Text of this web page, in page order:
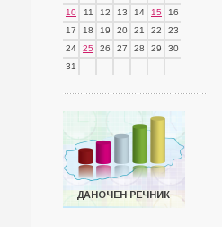
10
11 12 13 14 15
16
17
18 19 20 21 22
23
24
25 26 27 28 29
30
31